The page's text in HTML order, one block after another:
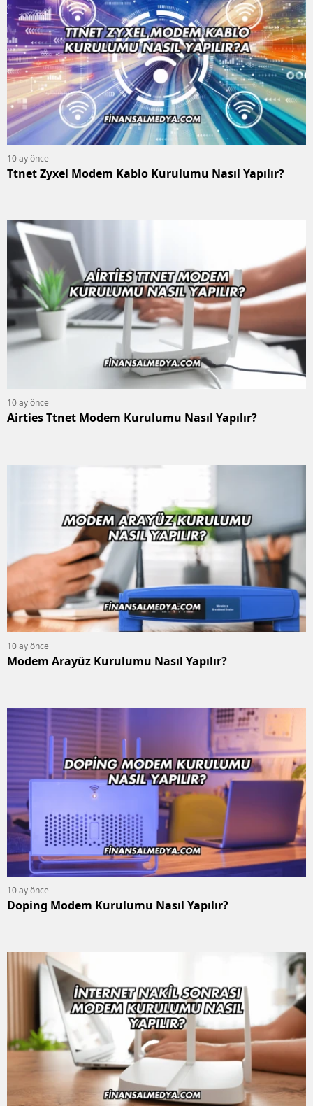
10 ay önce
Ttnet Zyxel Modem Kablo Kurulumu Nasıl Yapılır?
10 ay önce
Airties Ttnet Modem Kurulumu Nasıl Yapılır?
10 ay önce
Modem Arayüz Kurulumu Nasıl Yapılır?
10 ay önce
Doping Modem Kurulumu Nasıl Yapılır?